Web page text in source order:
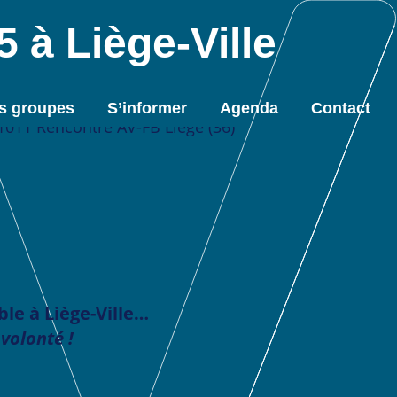
groupes S’informer Agenda Contact
à Liège-Ville
à Liège-Ville…
!